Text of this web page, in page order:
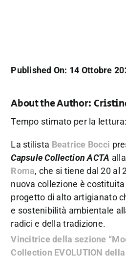
Published On: 14 Ottobre
About the Author:
Tempo stimato per la
La stilista Beatrice Bocci
Capsule Collection ACTA alla
Roma, che si tiene dal 20 al
nuova collezione è
progetto di alto artigianato
e sostenibilità ambientale
radici e della tradizione.
Vincitrice della sezione
Collection EVOLUTION